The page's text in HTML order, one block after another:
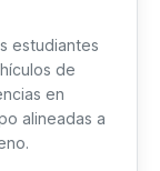
estudiantes
de
en
alineadas a